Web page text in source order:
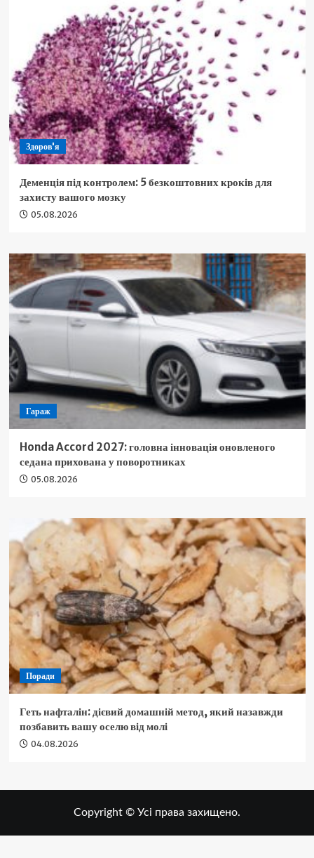
Здоров'я
Деменція під контролем: 5 безкоштовних кроків для
захисту вашого мозку
05.08.2026
Гараж
Honda Accord 2027: головна інновація оновленого
седана прихована у поворотниках
05.08.2026
Поради
Геть нафталін: дієвий домашній метод, який назавжди
позбавить вашу оселю від молі
04.08.2026
Copyright © Усі права захищено.